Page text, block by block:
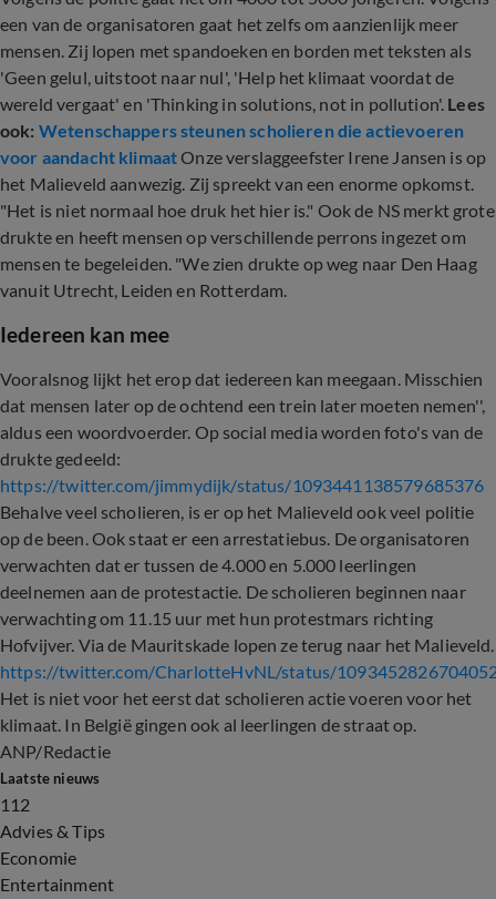
een van de organisatoren gaat het zelfs om aanzienlijk meer
mensen. Zij lopen met spandoeken en borden met teksten als
'Geen gelul, uitstoot naar nul', 'Help het klimaat voordat de
wereld vergaat' en 'Thinking in solutions, not in pollution'. Lees
ook: Wetenschappers steunen scholieren die actievoeren
voor aandacht klimaatOnze verslaggeefster Irene Jansen is op
het Malieveld aanwezig. Zij spreekt van een enorme opkomst.
"Het is niet normaal hoe druk het hier is." Ook de NS merkt grote
drukte en heeft mensen op verschillende perrons ingezet om
mensen te begeleiden. "We zien drukte op weg naar Den Haag
vanuit Utrecht, Leiden en Rotterdam.
Iedereen kan mee
Vooralsnog lijkt het erop dat iedereen kan meegaan. Misschien
dat mensen later op de ochtend een trein later moeten nemen'',
aldus een woordvoerder. Op social media worden foto's van de
drukte gedeeld:
https://twitter.com/jimmydijk/status/1093441138579685376
Behalve veel scholieren, is er op het Malieveld ook veel politie
op de been. Ook staat er een arrestatiebus. De organisatoren
verwachten dat er tussen de 4.000 en 5.000 leerlingen
deelnemen aan de protestactie. De scholieren beginnen naar
verwachting om 11.15 uur met hun protestmars richting
Hofvijver. Via de Mauritskade lopen ze terug naar het Malieveld.
https://twitter.com/CharlotteHvNL/status/
Het is niet voor het eerst dat scholieren actie voeren voor het
klimaat. In België gingen ook al leerlingen de straat op.
ANP/Redactie
Laatste nieuws
112
Advies & Tips
Economie
Entertainment